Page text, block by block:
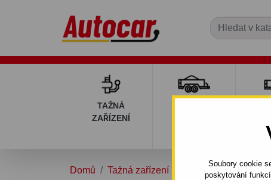
Soubory cookie
poskytování
TAŽNÁ
ZAŘÍZENÍ
Domů Tažná zařízení FELICIA